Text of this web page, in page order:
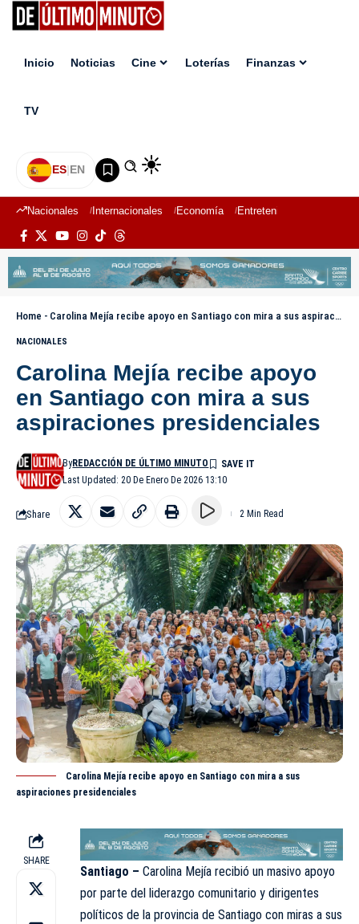
Inicio Noticias Cine Loterías Finanzas
TV
ES|EN
Nacionales Internacionales Economía Entretenimiento
Home - Carolina Mejía recibe apoyo en Santiago con mira a sus aspiraciones presidenciales
NACIONALES
Carolina Mejía recibe apoyo
en Santiago con mira a sus
aspiraciones presidenciales
Last Updated: 20 De Enero De 2026 13:10
ByREDACCIÓN DE ÚLTIMO MINUTO
Share 2 Min Read
Carolina Mejía recibe apoyo en Santiago con mira a sus
aspiraciones presidenciales
SHARE
Santiago – Carolina Mejía recibió un masivo apoyo
por parte del liderazgo comunitario y dirigentes
políticos de la provincia de Santiago con miras a sus